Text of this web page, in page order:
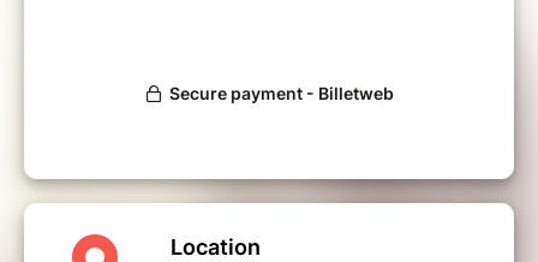
Location